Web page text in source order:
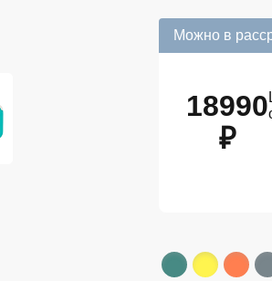
Можно в
18990
₽